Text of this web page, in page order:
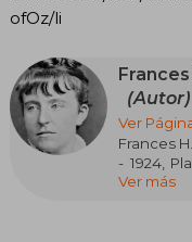
ofOz/li
(Autor)
Ver
Frances
- 1924,
padre
Ver más